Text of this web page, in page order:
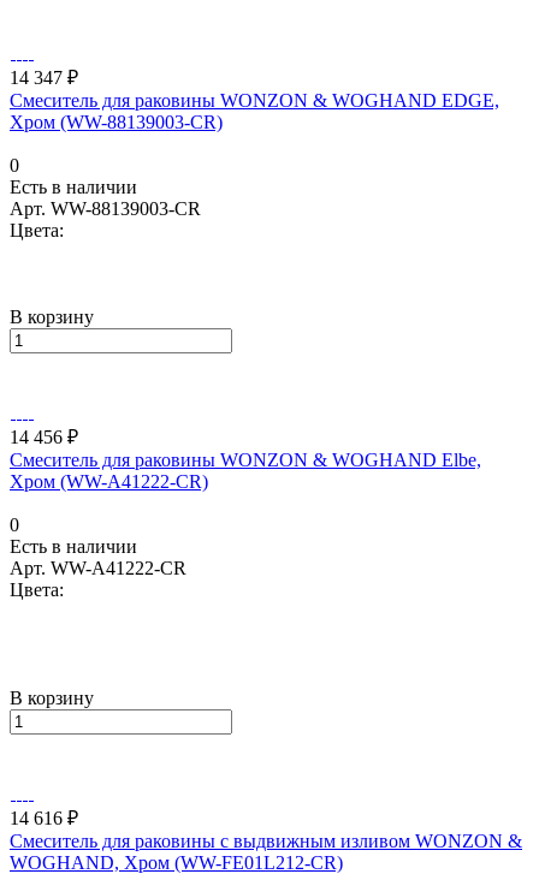
14 347 ₽
Смеситель для раковины WONZON & WOGHAND EDGE,
Хром (WW-88139003-CR)
0
Есть в наличии
Арт. WW-88139003-CR
Цвета:
В корзину
14 456 ₽
Смеситель для раковины WONZON & WOGHAND Elbe,
Хром (WW-A41222-CR)
0
Есть в наличии
Арт. WW-A41222-CR
Цвета:
В корзину
14 616 ₽
Смеситель для раковины с выдвижным изливом WONZON &
WOGHAND, Хром (WW-FE01L212-CR)